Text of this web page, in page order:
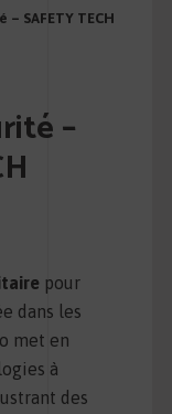
SAFETY TECH
–
pour
dans les
met en
à
des